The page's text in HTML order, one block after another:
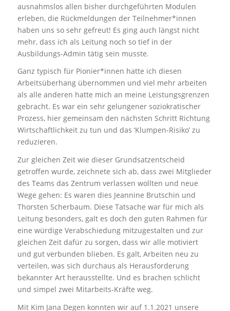
ausnahmslos allen bisher durchgeführten Modulen
erleben, die Rückmeldungen der Teilnehmer*innen
haben uns so sehr gefreut! Es ging auch längst nicht
mehr, dass ich als Leitung noch so tief in der
Ausbildungs-Admin tätig sein musste.
Ganz typisch für Pionier*innen hatte ich diesen
Arbeitsüberhang übernommen und viel mehr arbeiten
als alle anderen hatte mich an meine Leistungsgrenzen
gebracht. Es war ein sehr gelungener soziokratischer
Prozess, hier gemeinsam den nächsten Schritt Richtung
Wirtschaftlichkeit zu tun und das ‘Klumpen-Risiko’ zu
reduzieren.
Zur gleichen Zeit wie dieser Grundsatzentscheid
getroffen wurde, zeichnete sich ab, dass zwei Mitglieder
des Teams das Zentrum verlassen wollten und neue
Wege gehen: Es waren dies Jeannine Brutschin und
Thorsten Scherbaum. Diese Tatsache war für mich als
Leitung besonders, galt es doch den guten Rahmen für
eine würdige Verabschiedung mitzugestalten und zur
gleichen Zeit dafür zu sorgen, dass wir alle motiviert
und gut verbunden blieben. Es galt, Arbeiten neu zu
verteilen, was sich durchaus als Herausforderung
bekannter Art herausstellte. Und es brachen schlicht
und simpel zwei Mitarbeits-Kräfte weg.
Mit Kim Jana Degen konnten wir auf 1.1.2021 unsere